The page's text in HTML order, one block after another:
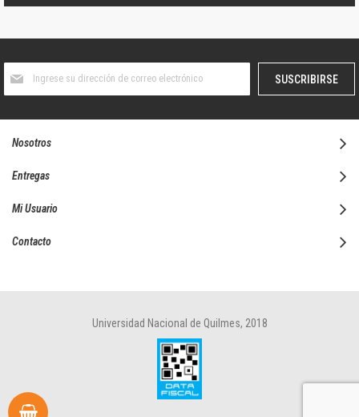
boletín
SUSCRIBIRSE
Nosotros
Entregas
Mi Usuario
Contacto
Universidad Nacional de Quilmes, 2018